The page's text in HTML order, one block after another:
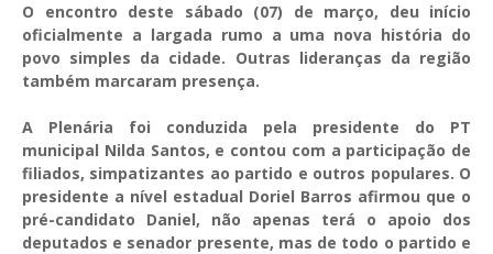
O encontro deste sábado (07) de março, deu início
oficialmente a largada rumo a uma nova história do
povo simples da cidade. Outras lideranças da região
também marcaram presença.
A Plenária foi conduzida pela presidente do PT
municipal Nilda Santos, e contou com a participação de
filiados, simpatizantes ao partido e outros populares. O
presidente a nível estadual Doriel Barros afirmou que o
pré-candidato Daniel, não apenas terá o apoio dos
deputados e senador presente, mas de todo o partido e